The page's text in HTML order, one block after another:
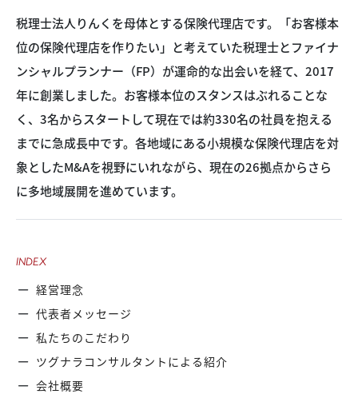
税理士法人りんくを母体とする保険代理店です。「お客様本
位の保険代理店を作りたい」と考えていた税理士とファイナ
ンシャルプランナー（FP）が運命的な出会いを経て、2017
年に創業しました。お客様本位のスタンスはぶれることな
く、3名からスタートして現在では約330名の社員を抱える
までに急成長中です。各地域にある小規模な保険代理店を対
象としたM&Aを視野にいれながら、現在の26拠点からさら
に多地域展開を進めています。
INDEX
経営理念
代表者メッセージ
私たちのこだわり
ツグナラコンサルタントによる紹介
会社概要